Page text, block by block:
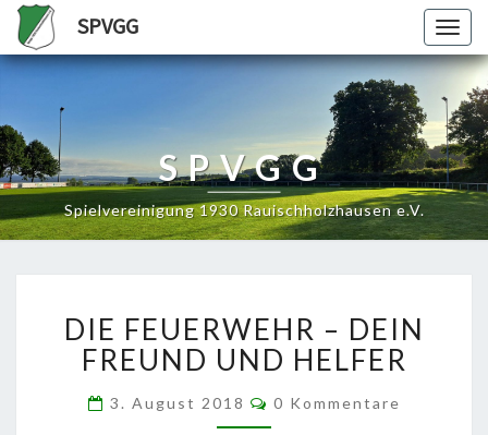
SPVGG
SPVGG
Spielvereinigung 1930 Rauischholzhausen e.V.
FEUERWEHR
–
DEIN
FREUND
UND
DIE FEUERWEHR – DEIN
FREUND UND HELFER
3. August 2018 Kommentare
0 Kommentare